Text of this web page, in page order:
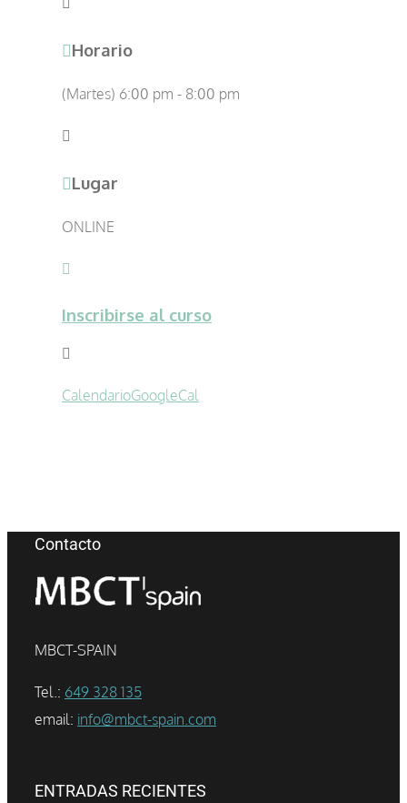
Horario
(Martes) 6:00 pm - 8:00 pm
Lugar
ONLINE
Inscribirse al curso
CalendarioGoogleCal
Contacto
MBCT-SPAIN
Tel.: 649 328 135
email: info@mbct-spain.com
ENTRADAS RECIENTES